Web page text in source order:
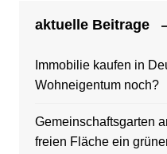
aktuelle Beitrage
Immobilie kaufen in
Wohneigentum noch?
Gemeinschaftsgarten
freien Fläche ein